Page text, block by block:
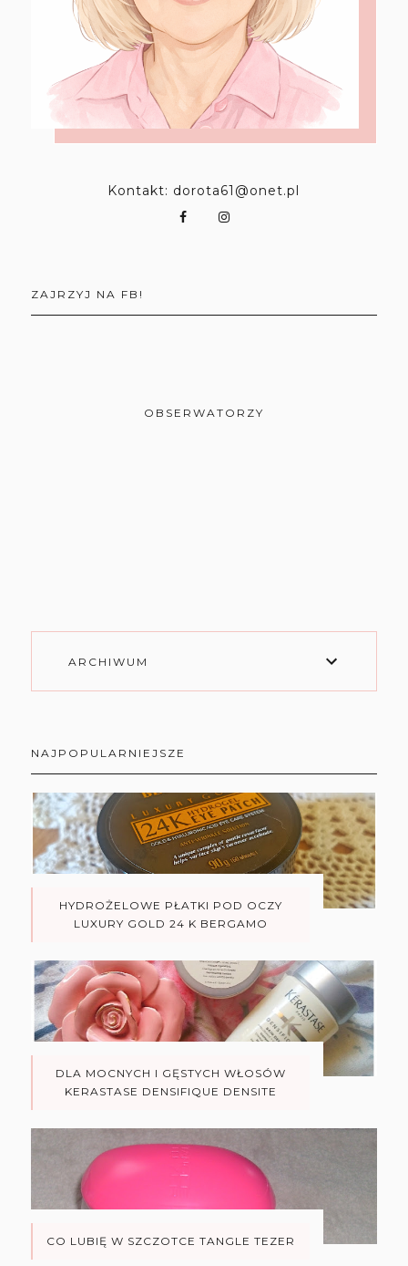
Kontakt: dorota61@onet.pl
ZAJRZYJ NA FB!
OBSERWATORZY
ARCHIWUM
NAJPOPULARNIEJSZE
HYDROŻELOWE PŁATKI POD OCZY
LUXURY GOLD 24 K BERGAMO
DLA MOCNYCH I GĘSTYCH WŁOSÓW
KERASTASE DENSIFIQUE DENSITE
CO LUBIĘ W SZCZOTCE TANGLE TEZER